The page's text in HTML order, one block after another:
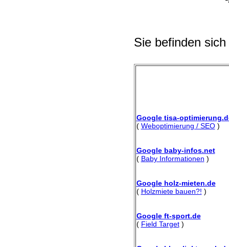
Sie befinden
Google tisa-
( Weboptimierung / SEO)
Google baby-infos.net
( Baby Informationen )
Google holz-mieten.de
( Holzmiete bauen?! )
Google ft-sport.de
( Field Target)